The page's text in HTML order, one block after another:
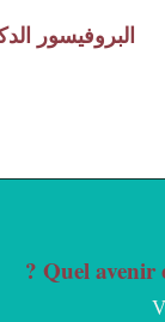
البروفيسور
Quel avenir